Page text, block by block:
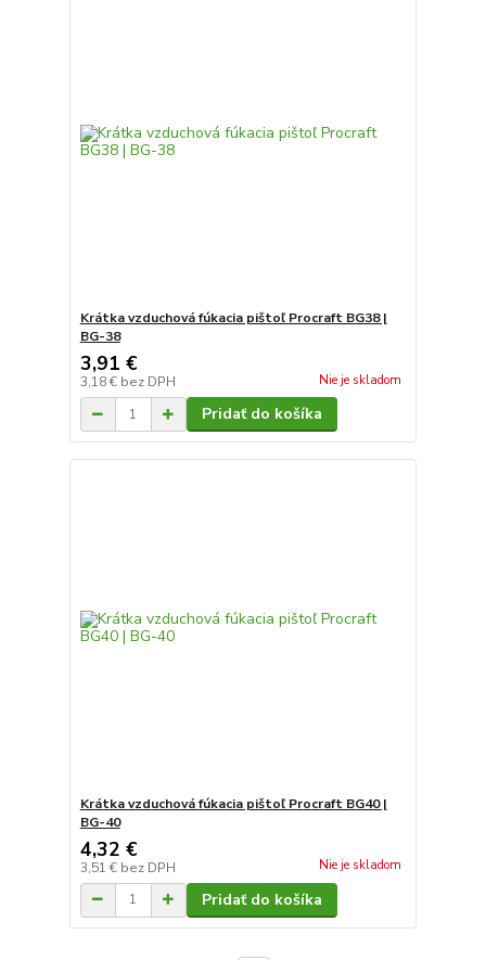
Krátka vzduchová fúkacia pištoľ Procraft BG38 |
BG-38
3,91 €
3,18 € bez DPH Nie je skladom
Pridať do košíka
Krátka vzduchová fúkacia pištoľ Procraft BG40 |
BG-40
4,32 €
3,51 € bez DPH Nie je skladom
Pridať do košíka